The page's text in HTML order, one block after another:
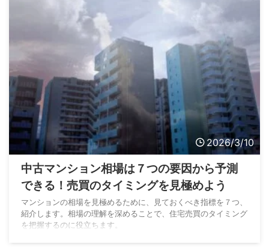
2026/3/10
中古マンション相場は７つの要因から予測
できる！売買のタイミングを見極めよう
マンションの相場を見極めるために、見ておくべき指標を７つ、
紹介します。相場の理解を深めることで、住宅売買のタイミング
を把握するのに役立ちます。